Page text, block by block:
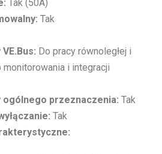
Tak (50A)
Tak
Do pracy równoległej i
i integracji
przeznaczenia: Tak
Tak